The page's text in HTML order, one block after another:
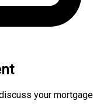
your mortgage